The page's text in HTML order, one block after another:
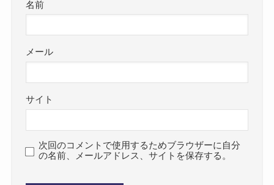
名前
メール
サイト
次回のコメントで使用するためブラウザーに自分
の名前、メールアドレス、サイトを保存する。